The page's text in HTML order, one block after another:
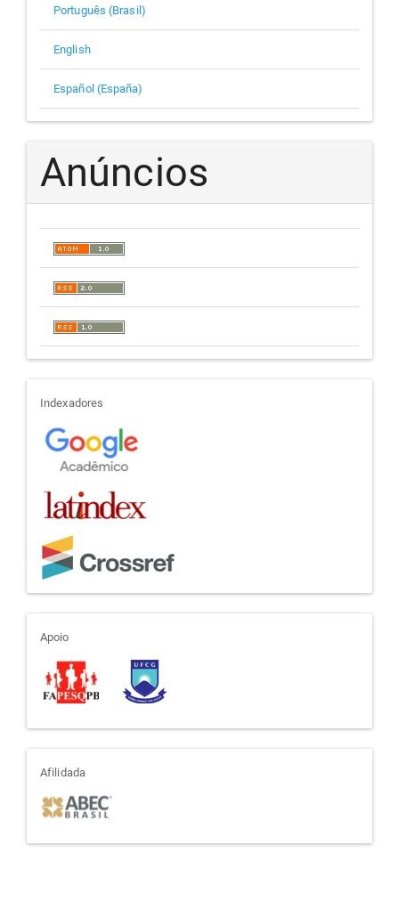
Português (Brasil)
English
Español (España)
Anúncios
indexadores
Indexadores
apoio
Apoio
afiliada
Afilidada